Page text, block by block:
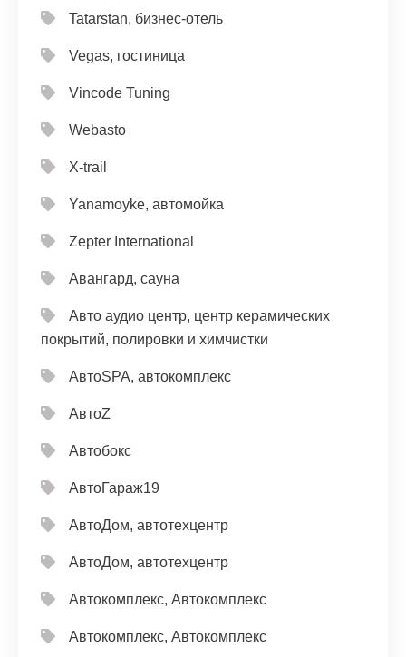
Tatarstan, бизнес-отель
Vegas, гостиница
Vincode Tuning
Webasto
X-trail
Yanamoyke, автомойка
Zepter International
Авангард, сауна
Авто аудио центр, центр керамических
покрытий, полировки и химчистки
АвтоSPA, автокомплекс
АвтоZ
Автобокс
АвтоГараж19
АвтоДом, автотехцентр
АвтоДом, автотехцентр
Автокомплекс, Автокомплекс
Автокомплекс, Автокомплекс